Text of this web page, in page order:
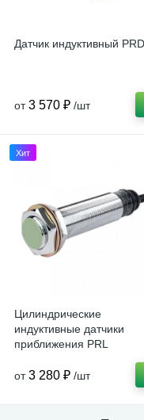
Датчик индуктивный
от 3 570 ₽ /шт
Хит
Цилиндрические
индуктивные датчики
приближения PRL
от 3 280 ₽ /шт